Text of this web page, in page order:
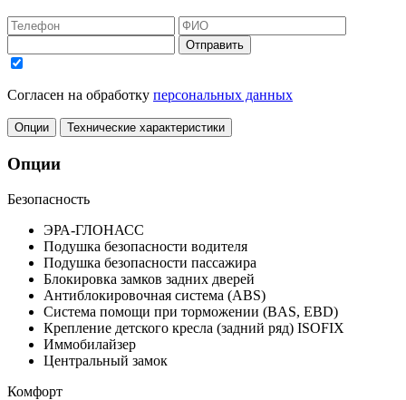
Отправить
Согласен на обработку персональных данных
Опции Технические характеристики
Опции
Безопасность
ЭРА-ГЛОНАСС
Подушка безопасности водителя
Подушка безопасности пассажира
Блокировка замков задних дверей
Антиблокировочная система (ABS)
Система помощи при торможении (BAS, EBD)
Крепление детского кресла (задний ряд) ISOFIX
Иммобилайзер
Центральный замок
Комфорт